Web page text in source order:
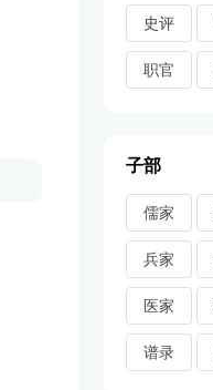
史评
职官
子部
儒家
兵家
医家
谱录